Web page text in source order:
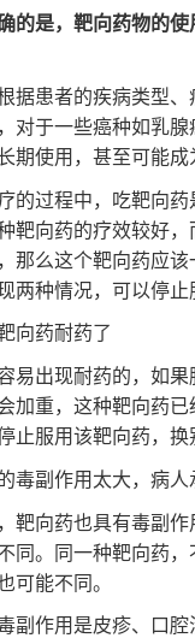
的是，靶向药物的
患者的疾病类型、
对于一些癌种如乳腺
期使用，甚至可能成
过程中，吃靶向药
靶向药的疗效较好
那么这个靶向药应该
两种情况，可以停止
药耐药了
出现耐药的，如果
加重，这种靶向药
止服用该靶向药，换
副作用太大，病人
向药也具有毒副作
同。同一种靶向药
可能不同。
作用是皮疹、口腔